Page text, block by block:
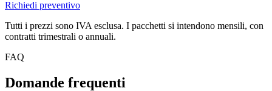
Richiedi preventivo
Tutti i prezzi sono IVA esclusa. I pacchetti si intendono mensili, con
contratti trimestrali o annuali.
FAQ
Domande frequenti